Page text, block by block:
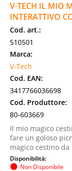
V-TECH IL MIO
INTERATTIVO
Cod. art.:
510501
Marca:
V-Tech
Cod. EAN:
3417766036698
Cod. Produttore:
80-603669
Il mio magico
fare un goloso
magico cestino
Disponibilità:
Non Disponibile